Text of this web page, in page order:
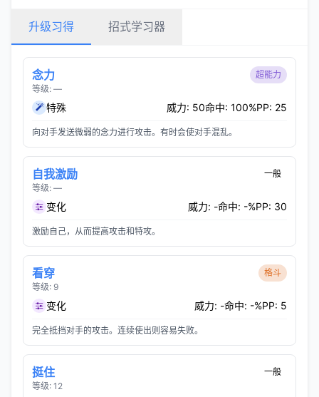
升级习得 招式学习器
念力
等级: —
超能力
特殊 威力: 50命中: 100%PP: 25
向对手发送微弱的念力进行攻击。有时会使对手混乱。
自我激励
等级: —
一般
变化 威力: -命中: -%PP: 30
激励自己，从而提高攻击和特攻。
看穿
等级: 9
格斗
变化 威力: -命中: -%PP: 5
完全抵挡对手的攻击。连续使出则容易失败。
挺住
等级: 12
一般